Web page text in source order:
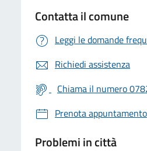
Contatta il comune
Leggi le domande
Richiedi assistenza
Chiama il numero
Prenota appuntamento
Problemi in città